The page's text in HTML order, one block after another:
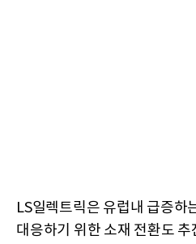
LS일렉트릭은 유럽내 급증하
대응하기 위한 소재 전환도 추